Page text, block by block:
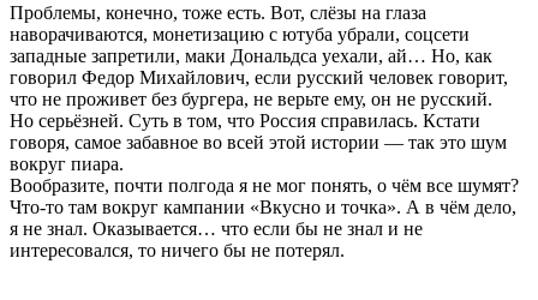
Проблемы, конечно, тоже есть. Вот, слёзы на глаза
наворачиваются, монетизацию с ютуба убрали, соцсети
западные запретили, маки Дональдса уехали, ай… Но, как
говорил Федор Михайлович, если русский человек говорит,
что не проживет без бургера, не верьте ему, он не русский.
Но серьёзней. Суть в том, что Россия справилась. Кстати
говоря, самое забавное во всей этой истории — так это шум
вокруг пиара.
Вообразите, почти полгода я не мог понять, о чём все шумят?
Что-то там вокруг кампании «Вкусно и точка». А в чём дело,
я не знал. Оказывается… что если бы не знал и не
интересовался, то ничего бы не потерял.